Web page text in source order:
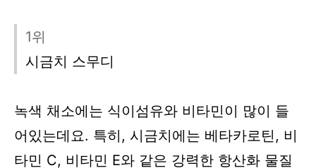
1위
시금치 스무디
녹색 채소에는 식이섬유와 비타민이 많이 들
어있는데요. 특히, 시금치에는 베타카로틴, 비
타민 C, 비타민 E와 같은 강력한 항산화 물질